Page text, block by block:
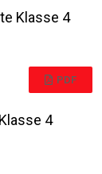
Klasse 4
PDF
4